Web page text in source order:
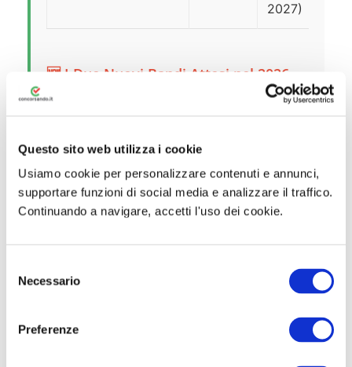
Questo sito web utilizza i cookie
Usiamo cookie per personalizzare contenuti e annunci,
supportare funzioni di social media e analizzare il traffico.
Continuando a navigare, accetti l'uso dei cookie.
Necessario
Preferenze
2027)
🆕 I Due Nuovi Bandi Attesi nel 2026
Mentre per i profili sopra elencati le
attive, ci sonodue selezioni del tutto
nuoveattese nei prossimi mesi:
🎯 Funzionario